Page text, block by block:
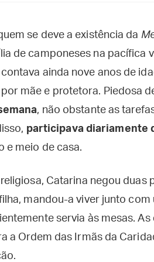
se deve a existência da
de camponeses na pacífica
ainda nove anos de
mãe e protetora. Piedosa
, não obstante as
participava diariamente
e meio de casa.
Catarina negou duas
mandou-a viver junto com
servia às mesas. As
a Ordem das Irmãs da